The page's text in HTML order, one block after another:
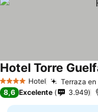
4 EstrellasHotel Terraza
Hotel Torre
8,6 Excelente 3.949